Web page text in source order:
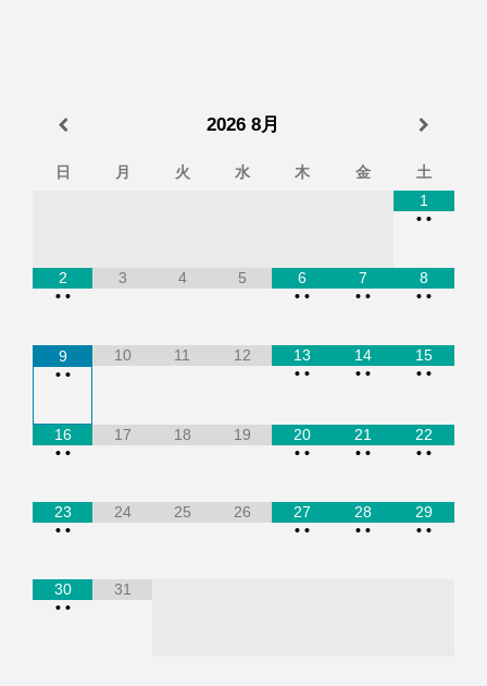
2026 8月
日 月 火 水 木 金
土
1
• •
2
• •
3 4 5
6
• •
7
• •
8
• •
9
• •
10 11 12
13
• •
14
• •
15
• •
16
• •
17 18 19
20
• •
21
• •
22
• •
23
• •
24 25 26
27
• •
28
• •
29
• •
30
• •
31